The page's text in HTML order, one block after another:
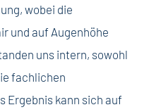
wobei die
und auf Augenhöhe
uns intern, sowohl
fachlichen
Ergebnis kann sich auf